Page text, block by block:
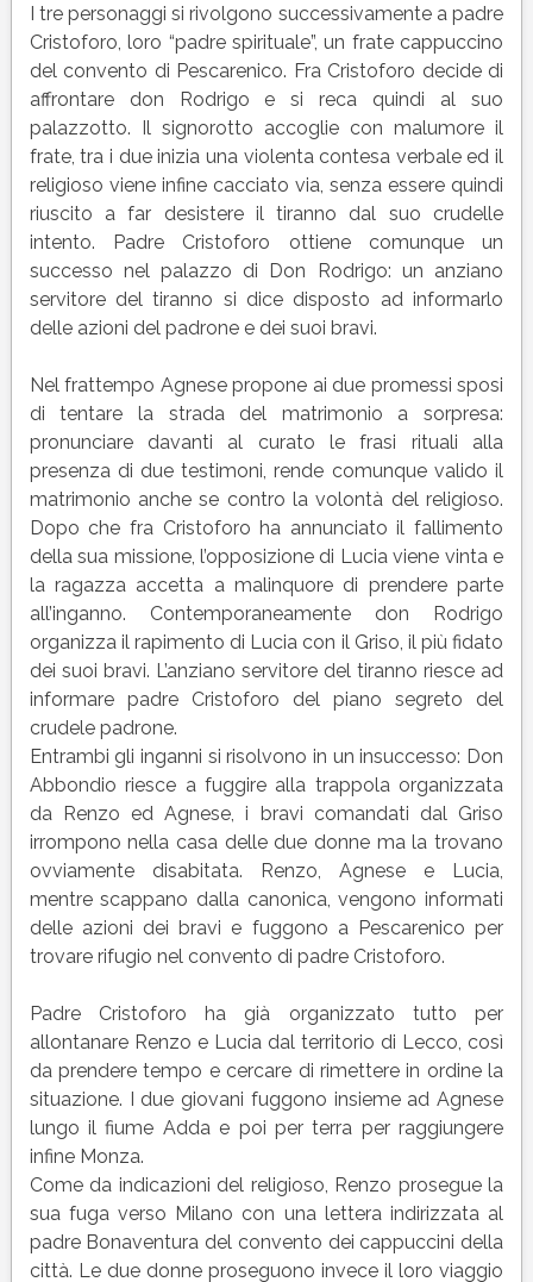
I tre personaggi si rivolgono successivamente a padre
Cristoforo, loro “padre spirituale”, un frate cappuccino
del convento di Pescarenico. Fra Cristoforo decide di
affrontare don Rodrigo e si reca quindi al suo
palazzotto. Il signorotto accoglie con malumore il
frate, tra i due inizia una violenta contesa verbale ed il
religioso viene infine cacciato via, senza essere quindi
riuscito a far desistere il tiranno dal suo crudelle
intento. Padre Cristoforo ottiene comunque un
successo nel palazzo di Don Rodrigo: un anziano
servitore del tiranno si dice disposto ad informarlo
delle azioni del padrone e dei suoi bravi.
Nel frattempo Agnese propone ai due promessi sposi
di tentare la strada del matrimonio a sorpresa:
pronunciare davanti al curato le frasi rituali alla
presenza di due testimoni, rende comunque valido il
matrimonio anche se contro la volontà del religioso.
Dopo che fra Cristoforo ha annunciato il fallimento
della sua missione, l’opposizione di Lucia viene vinta e
la ragazza accetta a malinquore di prendere parte
all’inganno. Contemporaneamente don Rodrigo
organizza il rapimento di Lucia con il Griso, il più fidato
dei suoi bravi. L’anziano servitore del tiranno riesce ad
informare padre Cristoforo del piano segreto del
crudele padrone.
Entrambi gli inganni si risolvono in un insuccesso: Don
Abbondio riesce a fuggire alla trappola organizzata
da Renzo ed Agnese, i bravi comandati dal Griso
irrompono nella casa delle due donne ma la trovano
ovviamente disabitata. Renzo, Agnese e Lucia,
mentre scappano dalla canonica, vengono informati
delle azioni dei bravi e fuggono a Pescarenico per
trovare rifugio nel convento di padre Cristoforo.
Padre Cristoforo ha già organizzato tutto per
allontanare Renzo e Lucia dal territorio di Lecco, così
da prendere tempo e cercare di rimettere in ordine la
situazione. I due giovani fuggono insieme ad Agnese
lungo il fiume Adda e poi per terra per raggiungere
infine Monza.
Come da indicazioni del religioso, Renzo prosegue la
sua fuga verso Milano con una lettera indirizzata al
padre Bonaventura del convento dei cappuccini della
città. Le due donne proseguono invece il loro viaggio